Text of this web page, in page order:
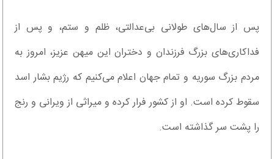
پس از سال‌های طولانی بی‌عدالتی، ظلم و ستم، و پس از
فداکاری‌های بزرگ فرزندان و دختران این میهن عزیز، امروز به
مردم بزرگ سوریه و تمام جهان اعلام می‌کنیم که رژیم بشار اسد
سقوط کرده است. او از کشور فرار کرده و میراثی از ویرانی و رنج
را پشت سر گذاشته است.